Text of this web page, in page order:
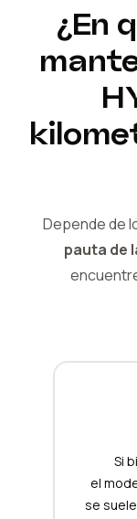
¿En
Depende de
pauta de
Si
el
se